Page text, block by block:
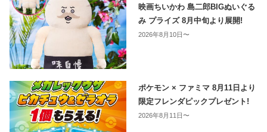
映画ちいかわ 島二郎BIGぬいぐる
み プライズ 8月中旬より展開!
2026年8月10日〜
ポケモン × ファミマ 8月11日より
限定フレンダピックプレゼント!
2026年8月11日〜